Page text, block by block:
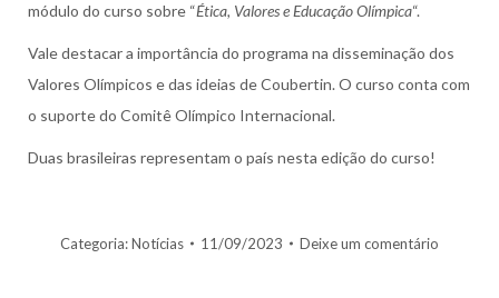
módulo do curso sobre “Ética, Valores e Educação Olímpica“.
Vale destacar a importância do programa na disseminação dos
Valores Olímpicos e das ideias de Coubertin. O curso conta com
o suporte do Comitê Olímpico Internacional.
Duas brasileiras representam o país nesta edição do curso!
Categoria:Notícias 11/09/2023 Deixe um comentário